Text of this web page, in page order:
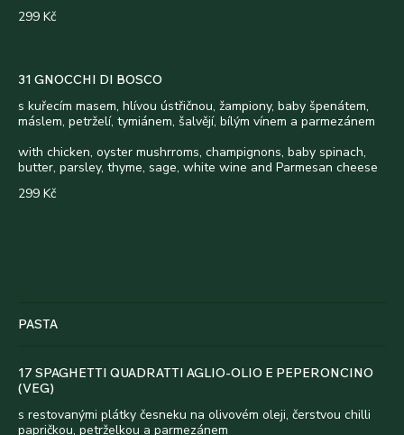
299 Kč
31 GNOCCHI DI BOSCO
s kuřecím masem, hlívou ústřičnou, žampiony, baby špenátem,
máslem, petrželí, tymiánem, šalvějí, bílým vínem a parmezánem
with chicken, oyster mushrroms, champignons, baby spinach,
butter, parsley, thyme, sage, white wine and Parmesan cheese
299 Kč
PASTA
17 SPAGHETTI QUADRATTI AGLIO-OLIO E PEPERONCINO
(VEG)
s restovanými plátky česneku na olivovém oleji, čerstvou chilli
papričkou, petrželkou a parmezánem